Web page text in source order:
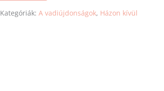
Kategóriák: A vadiújdonságok, Házon kívül